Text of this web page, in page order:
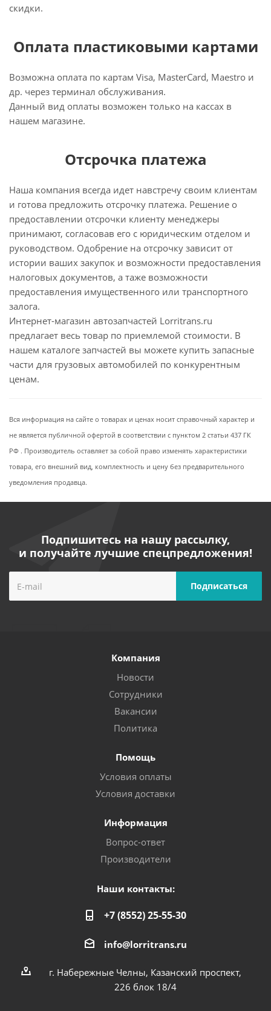
скидки.
Оплата пластиковыми картами
Возможна оплата по картам Visa, MasterCard, Maestro и
др. через терминал обслуживания.
Данный вид оплаты возможен только на кассах в
нашем магазине.
Отсрочка платежа
Наша компания всегда идет навстречу своим клиентам
и готова предложить отсрочку платежа. Решение о
предоставлении отсрочки клиенту менеджеры
принимают, согласовав его с юридическим отделом и
руководством. Одобрение на отсрочку зависит от
истории ваших закупок и возможности предоставления
налоговых документов, а таже возможности
предоставления имущественного или транспортного
залога.
Интернет-магазин автозапчастей Lorritrans.ru
предлагает весь товар по приемлемой стоимости. В
нашем каталоге запчастей вы можете купить запасные
части для грузовых автомобилей по конкурентным
ценам.
Вся информация на сайте о товарах и ценах носит справочный характер и
не является публичной офертой в соответствии с пунктом 2 статьи 437 ГК
РФ . Производитель оставляет за собой право изменять характеристики
товара, его внешний вид, комплектность и цену без предварительного
уведомления продавца.
Подпишитесь на нашу рассылку,
и получайте лучшие спецпредложения!
Компания
Новости
Сотрудники
Вакансии
Политика
Помощь
Условия оплаты
Условия доставки
Информация
Вопрос-ответ
Производители
Наши контакты:
+7 (8552) 25-55-30
info@lorritrans.ru
г. Набережные Челны, Казанский проспект,
226 блок 18/4